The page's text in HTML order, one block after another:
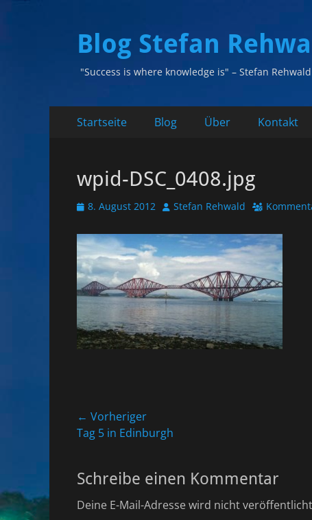
Blog Stefan
"Success is where knowledge is" – Stefan Rehwald
Primäres
Inhalt
Startseite Blog Über Kontakt
wpid-DSC_0408.jpg
Veröffentlicht
8. August 2012 AutorStefan Rehwald
Beitragsnavigation
← Vorheriger
Vorheriger
Tag 5 in Edinburgh
Schreibe einen Kommentar
Deine E-Mail-Adresse wird nicht